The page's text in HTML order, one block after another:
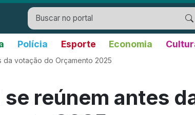
Polícia Esporte Economia
da votação do Orçamento 2025
reúnem antes